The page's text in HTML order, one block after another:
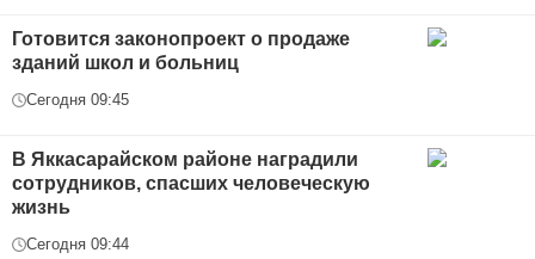
Готовится законопроект о продаже
зданий школ и больниц
Сегодня 09:45
В Яккасарайском районе наградили
сотрудников, спасших человеческую
жизнь
Сегодня 09:44